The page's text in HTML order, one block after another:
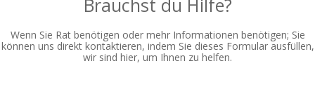
Wenn Sie Rat benötigen oder mehr Informationen benötigen; Sie
können uns direkt kontaktieren, indem Sie dieses Formular ausfüllen,
wir sind hier, um Ihnen zu helfen.